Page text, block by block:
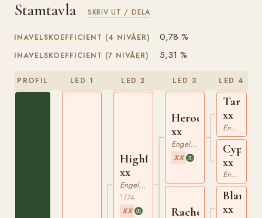
Stamtavla SKRIV UT / DELA
INAVELSKOEFFICIENT (4 NIVÅER) 0,78 %
INAVELSKOEFFICIENT (7 NIVÅER) 5,31 %
PROFIL LED 1 LED 2
Highflyer
xx
Engelskt Fullblod
1774
XX
LED 3
Herod
xx
Engelskt Fullblod
XX
Rachel
LED 4
Tartar
xx
Engelskt Fullblod
Cypron
xx
Engelskt Fullblod
Blank
xx